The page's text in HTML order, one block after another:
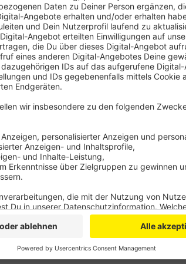
Anzeige
Das sei eine gute Grundlage für die
Partei bereitet sich jetzt auf die
Direktmandat für den Landtag zu
Anzeige